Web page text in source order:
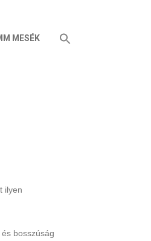
MESÉK
ilyen
bosszúság